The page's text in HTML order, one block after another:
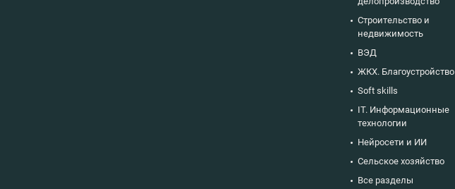
Строительство и
недвижимость
ВЭД
ЖКХ. Благоустройство
Soft skills
IT. Информационные
технологии
Нейросети и ИИ
Сельское хозяйство
Все разделы